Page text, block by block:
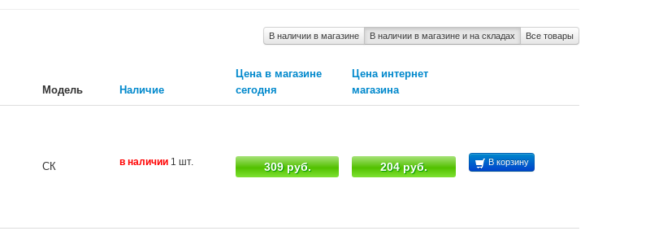
В наличии в магазине В наличии в магазине и на складах Все товары
Модель Наличие
Цена в магазине
сегодня
Цена интернет
магазина
СК в наличии 1 шт. 309 руб. 204 руб. В корзину